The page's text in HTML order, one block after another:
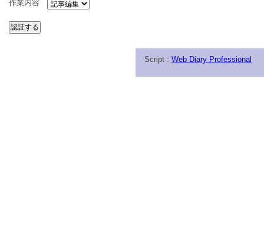
作業内容
Script : Web Diary Professional